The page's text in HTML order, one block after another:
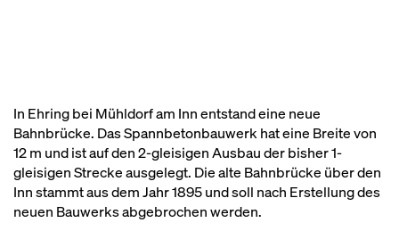
In Ehring bei Mühldorf am Inn entstand eine neue
Bahnbrücke. Das Spannbetonbauwerk hat eine Breite von
12 m und ist auf den 2-gleisigen Ausbau der bisher 1-
gleisigen Strecke ausgelegt. Die alte Bahnbrücke über den
Inn stammt aus dem Jahr 1895 und soll nach Erstellung des
neuen Bauwerks abgebrochen werden.